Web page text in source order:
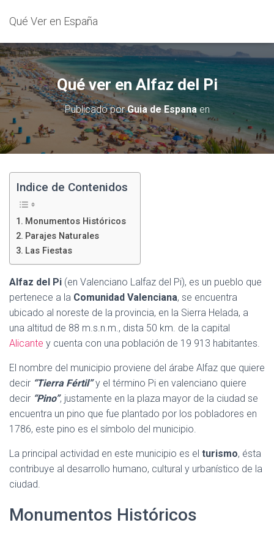
Qué Ver en España
Qué ver en Alfaz del Pi
Publicado porGuia de Espanaen
Indice de Contenidos
Monumentos Históricos
Parajes Naturales
Las Fiestas
Alfaz del Pi (en Valenciano Lalfaz del Pi), es un pueblo que
pertenece a la Comunidad Valenciana, se encuentra
ubicado al noreste de la provincia, en la Sierra Helada, a
una altitud de 88 m.s.n.m., dista 50 km. de la capital
Alicante y cuenta con una población de 19 913 habitantes.
El nombre del municipio proviene del árabe Alfaz que quiere
decir “Tierra Fértil”y el término Pi en valenciano quiere
decir “Pino”, justamente en la plaza mayor de la ciudad se
encuentra un pino que fue plantado por los pobladores en
1786, este pino es el símbolo del municipio.
La principal actividad en este municipio es el turismo, ésta
contribuye al desarrollo humano, cultural y urbanístico de la
ciudad.
Monumentos Históricos